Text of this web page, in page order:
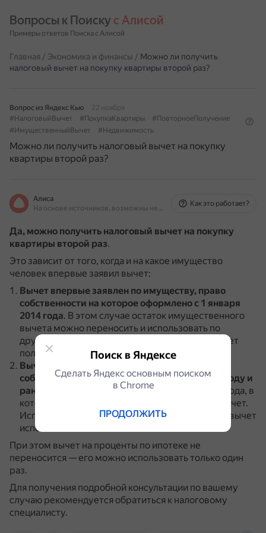
Вопросы к Поиску с Алисой
Примеры ответов Поиска с Алисой
Главная / Экономика и финансы / Можно ли получить
налоговый вычет на покупку квартиры второй раз?
Вопрос из Яндекс Кью
22 ноября
#НалоговыйВычет
#ПокупкаКвартиры
#ПовторноеПолучение
#ИмущественныйВычет
#Недвижимость
Можно ли получить налоговый вычет на покупку
квартиры второй раз?
Алиса
На основе источников, возможны неточности
Как это работает?
Да, можно получить налоговый вычет на покупку
квартиры второй раз.
Это зависит от того, когда и на какое имущество
человек впервые заявил вычет:
Вычет впервые заявлен по имуществу, право
собственности на которое оформлено с 1 января
2014 года. В этом случае остаток имущественного
вычета можно переносить и использовать по
другому объекту до тех пор, пока лимит не будет
полностью исчерпан.
Вычет впервые заявлен по имуществу, право
собственности на которое оформлено в 2013 году и
ранее
В этом случае действуют правила того года, в
котором возникло право на имущественный вычет.
Использовать остаток на новый объект нельзя, вычет
использован полностью.
При этом вычет на проценты по ипотеке не
переносится — его можно использовать только один
раз.
Для получения подробной консультации по вашему
случаю рекомендуется обратиться к налоговому
специалисту.
Поиск в Яндексе
Сделать Яндекс основным поиском
в Сhrome
ПРОДОЛЖИТЬ